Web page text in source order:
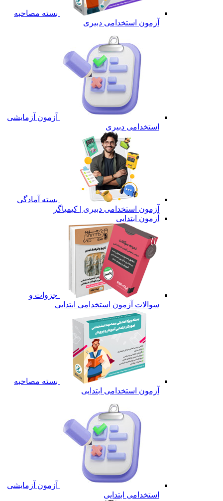
بسته مصاحبه
آزمون استخدامی دبیری
آزمون آزمایشی
استخدامی دبیری
بسته آمادگی
آزمون استخدامی دبیری | کیمیاگر
آزمون ابتدایی
جزوات و
سوالات آزمون استخدامی ابتدایی
بسته مصاحبه
آزمون استخدامی ابتدایی
آزمون آزمایشی
استخدامی ابتدایی